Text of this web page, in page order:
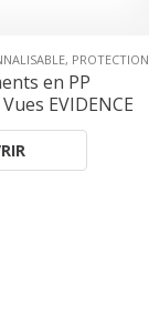
, PROTECTION & PRÉSENTATION
en PP
EVIDENCE